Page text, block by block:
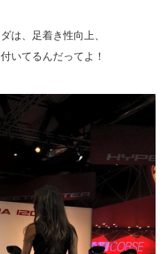
は、足着き性向上、
いてるんだってよ！